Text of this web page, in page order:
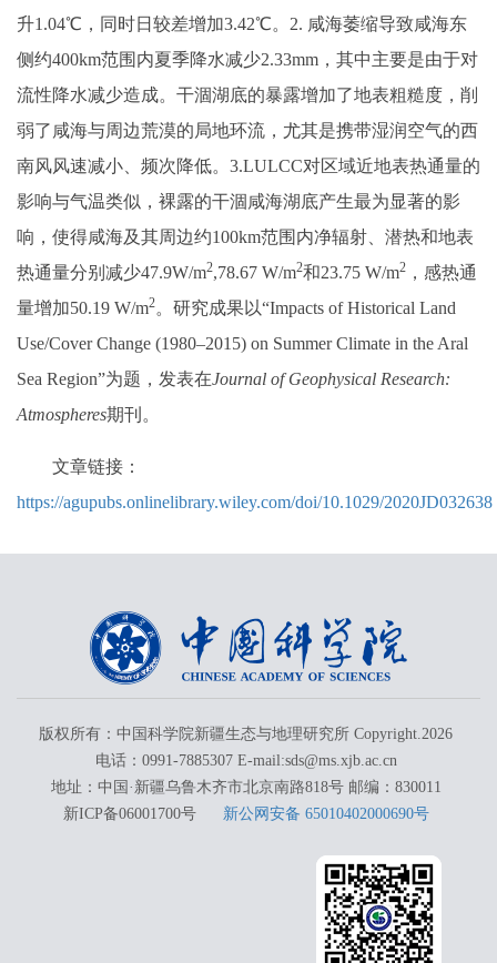
升1.04℃，同时日较差增加3.42℃。2. 咸海萎缩导致咸海东
侧约400km范围内夏季降水减少2.33mm，其中主要是由于对
流性降水减少造成。干涸湖底的暴露增加了地表粗糙度，削
弱了咸海与周边荒漠的局地环流，尤其是携带湿润空气的西
南风风速减小、频次降低。3.LULCC对区域近地表热通量的
影响与气温类似，裸露的干涸咸海湖底产生最为显著的影
响，使得咸海及其周边约100km范围内净辐射、潜热和地表
热通量分别减少47.9W/m2,78.67 W/m2和23.75 W/m2 ，感热通
量增加50.19 W/m2。研究成果以“Impacts of Historical Land
Use/Cover Change (1980–2015) on Summer Climate in the Aral
Sea Region”为题，发表在Journal of Geophysical Research:
Atmospheres期刊。
文章链接：
https://agupubs.onlinelibrary.wiley.com/doi/10.1029/2020JD032638
版权所有：中国科学院新疆生态与地理研究所 Copyright.2026
电话：0991-7885307 E-mail:sds@ms.xjb.ac.cn
地址：中国·新疆乌鲁木齐市北京南路818号 邮编：830011
新ICP备06001700号 新公网安备 65010402000690号